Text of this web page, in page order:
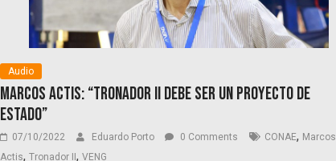
Audio
Marcos Actis: “Tronador II debe ser un proyecto de
Estado”
07/10/2022 Eduardo Porto 0 Comments CONAE, Marcos
Actis, Tronador II, VENG